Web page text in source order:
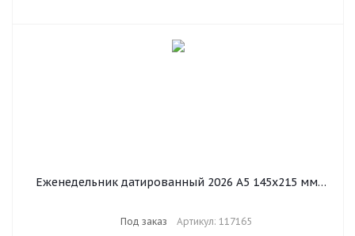
Еженедельник датированный 2026 А5 145х215 мм,
Под заказ Артикул: 117165